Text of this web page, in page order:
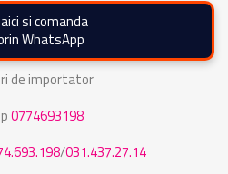
si comanda
WhatsApp
de importator
0774693198
/031.437.27.14